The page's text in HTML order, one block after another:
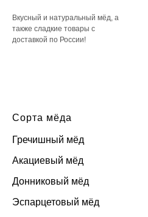
Вкусный и натуральный мёд, а
также сладкие товары с
доставкой по России!
Сорта мёда
Гречишный мёд
Акациевый мёд
Донниковый мёд
Эспарцетовый мёд